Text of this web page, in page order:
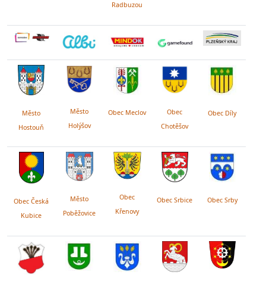
Radbuzou
Město
Hostouň
Město
Holýšov
Obec Meclov
Obec
Chotěšov
Obec Díly
Obec Česká
Kubice
Město
Poběžovice
Obec
Křenovy
Obec Srbice Obec Srby